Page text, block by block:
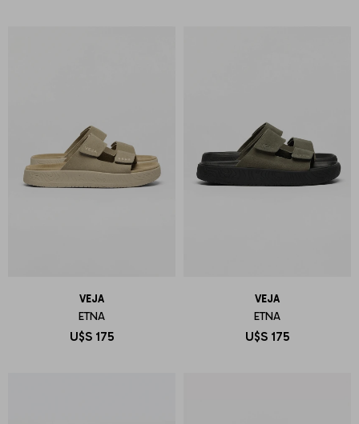
VEJA
ETNA
U$S 175
VEJA
ETNA
U$S 175